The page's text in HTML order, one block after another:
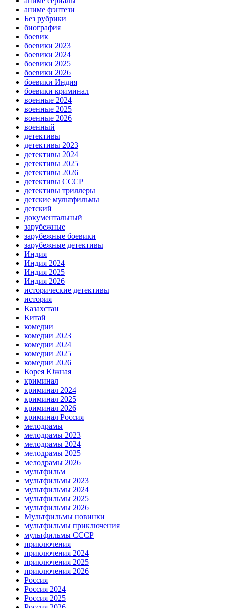
аниме фэнтези
Без рубрики
биография
боевик
боевики 2023
боевики 2024
боевики 2025
боевики 2026
боевики Индия
боевики криминал
военные 2024
военные 2025
военные 2026
военный
детективы
детективы 2023
детективы 2024
детективы 2025
детективы 2026
детективы СССР
детективы триллеры
детские мультфильмы
детский
документальный
зарубежные
зарубежные боевики
зарубежные детективы
Индия
Индия 2024
Индия 2025
Индия 2026
исторические детективы
история
Казахстан
Китай
комедии
комедии 2023
комедии 2024
комедии 2025
комедии 2026
Корея Южная
криминал
криминал 2024
криминал 2025
криминал 2026
криминал Россия
мелодрамы
мелодрамы 2023
мелодрамы 2024
мелодрамы 2025
мелодрамы 2026
мультфильм
мультфильмы 2023
мультфильмы 2024
мультфильмы 2025
мультфильмы 2026
Мультфильмы новинки
мультфильмы приключения
мультфильмы СССР
приключения
приключения 2024
приключения 2025
приключения 2026
Россия
Россия 2024
Россия 2025